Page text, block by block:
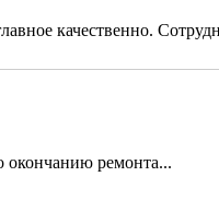
качественно.
окончанию ремонта...